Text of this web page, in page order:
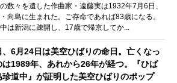
数々を遺した作曲家・遠藤実は1932年7月6日、
向島に生まれた。ご存命であれば83歳になる。
は新潟に疎開し、17歳で帰京してか...
、6月24日は美空ひばりの命日。亡くなっ
は1989年、あれから26年が経つ。『ひば
珍道中』が証明した美空ひばりのポップ